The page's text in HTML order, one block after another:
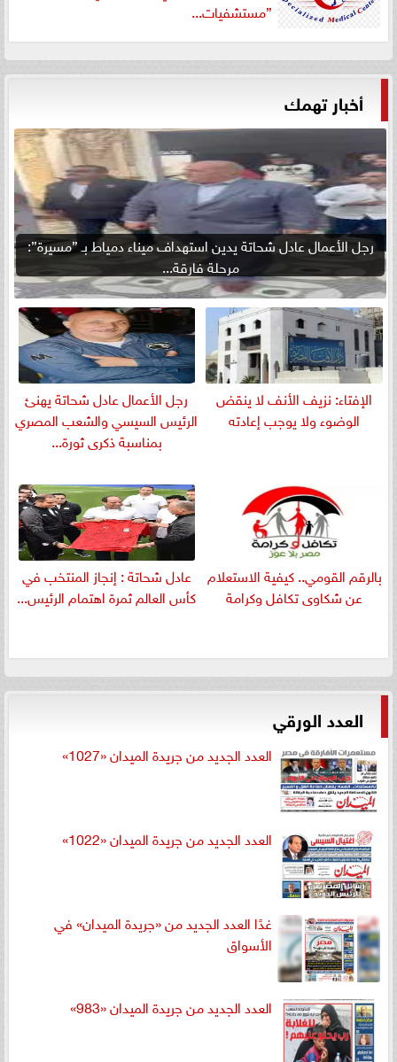
”مستشفيات...
أخبار تهمك
رجل الأعمال عادل شحاتة يدين استهداف ميناء دمياط بـ ”مسيرة”:
مرحلة فارقة...
الإفتاء: نزيف الأنف لا ينقض
الوضوء ولا يوجب إعادته
رجل الأعمال عادل شحاتة يهنئ
الرئيس السيسي والشعب المصري
بمناسبة ذكرى ثورة...
بالرقم القومي.. كيفية الاستعلام
عن شكاوى تكافل وكرامة
عادل شحاتة : إنجاز المنتخب في
كأس العالم ثمرة اهتمام الرئيس...
العدد الورقي
العدد الجديد من جريدة الميدان «1027»
العدد الجديد من جريدة الميدان «1022»
غدًا العدد الجديد من «جريدة الميدان» في
الأسواق
العدد الجديد من جريدة الميدان «983»